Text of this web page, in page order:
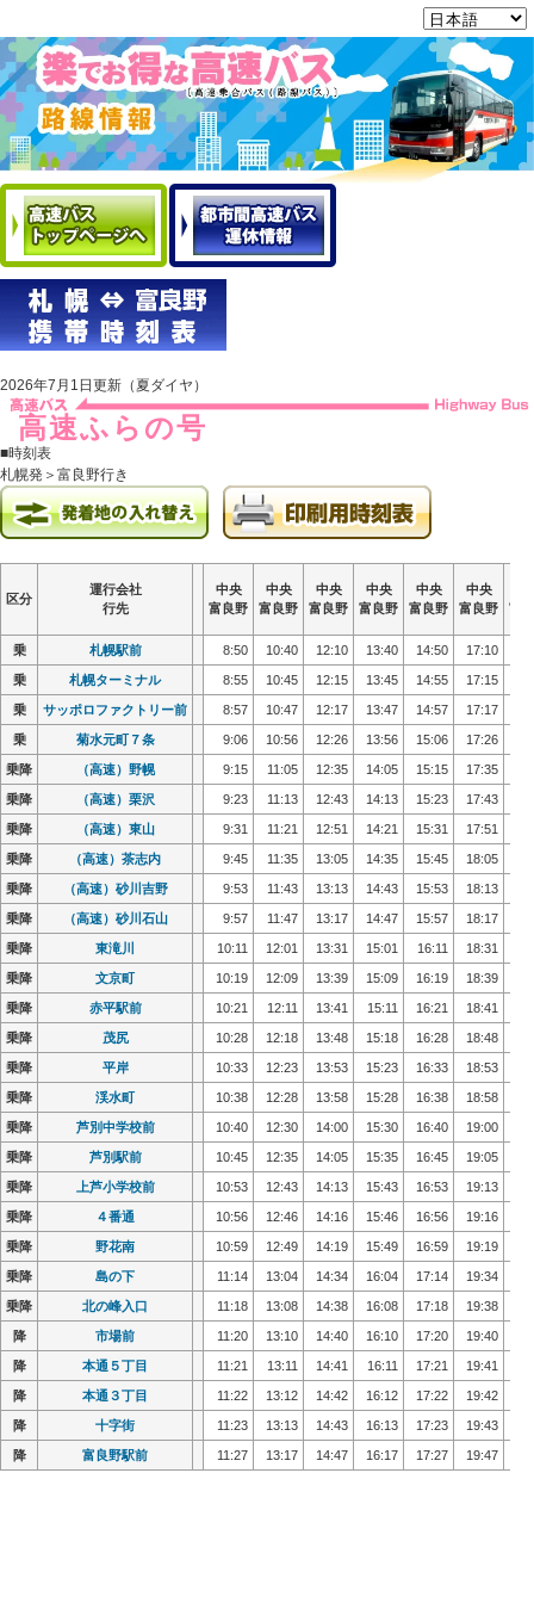
2026年7月1日更新（夏ダイヤ）
高速ふらの号
■時刻表
札幌発＞富良野行き
区分
運行会社
行先
中央
富良野
中央
富良野
中央
富良野
中央
富良野
中央
富良野
中央
富良野
富
区分
運行会社
行先
中央
富良野
中央
富良野
中央
富良野
中央
富良野
中央
富良野
中央
富良野
富
区分
運行会社
行先
中央
富良野
中央
富良野
中央
富良野
中央
富良野
中央
富良野
中央
富良野
富
乗 札幌駅前 8:50 10:40 12:10 13:40 14:50 17:10
乗 札幌ターミナル 8:55 10:45 12:15 13:45 14:55 17:15
乗 サッポロファクトリー前 8:57 10:47 12:17 13:47 14:57 17:17
乗 菊水元町７条 9:06 10:56 12:26 13:56 15:06 17:26
乗降 （高速）野幌 9:15 11:05 12:35 14:05 15:15 17:35
乗降 （高速）栗沢 9:23 11:13 12:43 14:13 15:23 17:43
乗降 （高速）東山 9:31 11:21 12:51 14:21 15:31 17:51
乗降 （高速）茶志内 9:45 11:35 13:05 14:35 15:45 18:05
乗降 （高速）砂川吉野 9:53 11:43 13:13 14:43 15:53 18:13
乗降 （高速）砂川石山 9:57 11:47 13:17 14:47 15:57 18:17
乗降 東滝川 10:11 12:01 13:31 15:01 16:11 18:31
乗降 文京町 10:19 12:09 13:39 15:09 16:19 18:39
乗降 赤平駅前 10:21 12:11 13:41 15:11 16:21 18:41
乗降 茂尻 10:28 12:18 13:48 15:18 16:28 18:48
乗降 平岸 10:33 12:23 13:53 15:23 16:33 18:53
乗降 渓水町 10:38 12:28 13:58 15:28 16:38 18:58
乗降 芦別中学校前 10:40 12:30 14:00 15:30 16:40 19:00
乗降 芦別駅前 10:45 12:35 14:05 15:35 16:45 19:05
乗降 上芦小学校前 10:53 12:43 14:13 15:43 16:53 19:13
乗降 ４番通 10:56 12:46 14:16 15:46 16:56 19:16
乗降 野花南 10:59 12:49 14:19 15:49 16:59 19:19
乗降 島の下 11:14 13:04 14:34 16:04 17:14 19:34
乗降 北の峰入口 11:18 13:08 14:38 16:08 17:18 19:38
降 市場前 11:20 13:10 14:40 16:10 17:20 19:40
降 本通５丁目 11:21 13:11 14:41 16:11 17:21 19:41
降 本通３丁目 11:22 13:12 14:42 16:12 17:22 19:42
降 十字街 11:23 13:13 14:43 16:13 17:23 19:43
降 富良野駅前 11:27 13:17 14:47 16:17 17:27 19:47
区分
運行会社
行先
中央
富良野
中央
富良野
中央
富良野
中央
富良野
中央
富良野
中央
富良野
富
乗 札幌駅前 8:50 10:40 12:10 13:40 14:50 17:10
乗 札幌ターミナル 8:55 10:45 12:15 13:45 14:55 17:15
乗 サッポロファクトリー前 8:57 10:47 12:17 13:47 14:57 17:17
乗 菊水元町７条 9:06 10:56 12:26 13:56 15:06 17:26
乗降 （高速）野幌 9:15 11:05 12:35 14:05 15:15 17:35
乗降 （高速）栗沢 9:23 11:13 12:43 14:13 15:23 17:43
乗降 （高速）東山 9:31 11:21 12:51 14:21 15:31 17:51
乗降 （高速）茶志内 9:45 11:35 13:05 14:35 15:45 18:05
乗降 （高速）砂川吉野 9:53 11:43 13:13 14:43 15:53 18:13
乗降 （高速）砂川石山 9:57 11:47 13:17 14:47 15:57 18:17
乗降 東滝川 10:11 12:01 13:31 15:01 16:11 18:31
乗降 文京町 10:19 12:09 13:39 15:09 16:19 18:39
乗降 赤平駅前 10:21 12:11 13:41 15:11 16:21 18:41
乗降 茂尻 10:28 12:18 13:48 15:18 16:28 18:48
乗降 平岸 10:33 12:23 13:53 15:23 16:33 18:53
乗降 渓水町 10:38 12:28 13:58 15:28 16:38 18:58
乗降 芦別中学校前 10:40 12:30 14:00 15:30 16:40 19:00
乗降 芦別駅前 10:45 12:35 14:05 15:35 16:45 19:05
乗降 上芦小学校前 10:53 12:43 14:13 15:43 16:53 19:13
乗降 ４番通 10:56 12:46 14:16 15:46 16:56 19:16
乗降 野花南 10:59 12:49 14:19 15:49 16:59 19:19
乗降 島の下 11:14 13:04 14:34 16:04 17:14 19:34
乗降 北の峰入口 11:18 13:08 14:38 16:08 17:18 19:38
降 市場前 11:20 13:10 14:40 16:10 17:20 19:40
降 本通５丁目 11:21 13:11 14:41 16:11 17:21 19:41
降 本通３丁目 11:22 13:12 14:42 16:12 17:22 19:42
降 十字街 11:23 13:13 14:43 16:13 17:23 19:43
降 富良野駅前 11:27 13:17 14:47 16:17 17:27 19:47